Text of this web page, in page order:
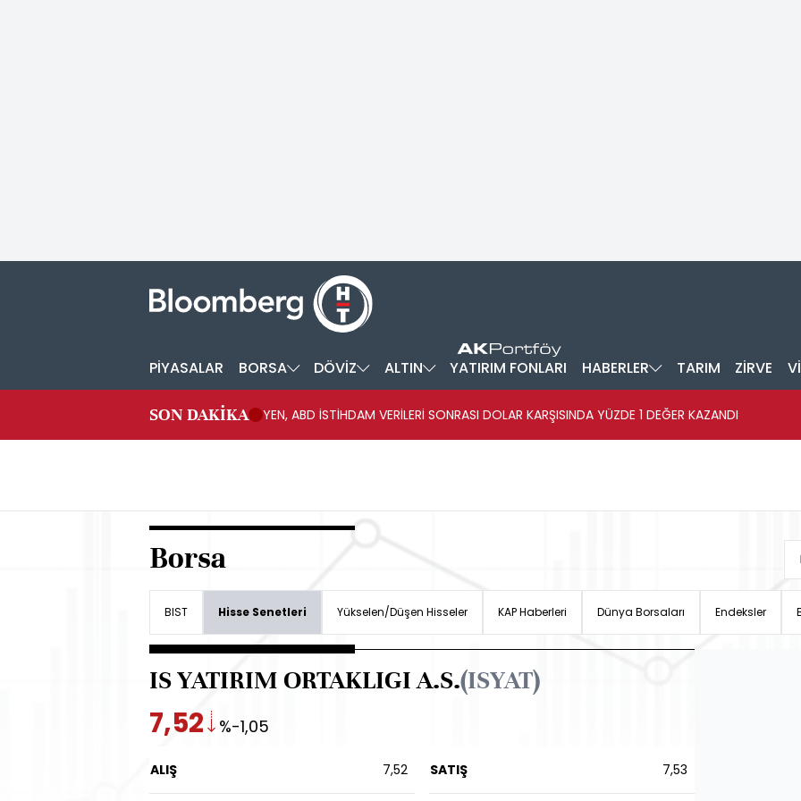
PİYASALAR BORSA DÖVİZ ALTIN YATIRIM FONLARI HABERLER TARIM ZİRVE
SON DAKİKA YEN, ABD İSTİHDAM VERİLERİ SONRASI DOLAR KARŞISINDA YÜZDE 1 DEĞER KAZANDI
Borsa
BIST Hisse Senetleri Yükselen/Düşen Hisseler KAP Haberleri Dünya Borsaları Endeksler
IS YATIRIM ORTAKLIGI A.S.(ISYAT)
7,52 %-1,05
ALIŞ 7,52 SATIŞ 7,53